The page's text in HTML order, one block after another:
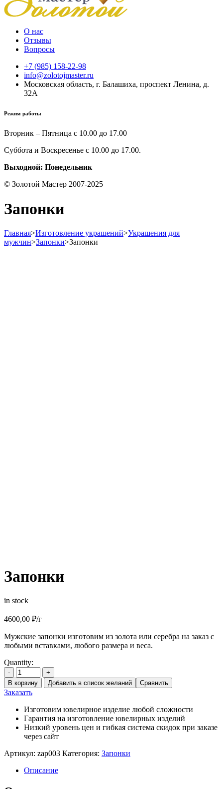
О нас
Отзывы
Вопросы
+7 (985) 158-22-98
info@zolotojmaster.ru
Московская область, г. Балашиха, проспект Ленина, д.
32А
Режим работы
Вторник – Пятница с 10.00 до 17.00
Суббота и Воскресенье с 10.00 до 17.00.
Выходной: Понедельник
© Золотой Мастер 2007-2025
Запонки
Главная>Изготовление украшений>Украшения для
мужчин>Запонки>Запонки
Запонки
in stock
4600,00 ₽/г
Мужские запонки изготовим из золота или серебра на заказ с
любыми вставками, любого размера и веса.
Quantity:
-
+
В корзину
Добавить в список желаний Сравнить
Заказать
Изготовим ювелирное изделие любой сложности
Гарантия на изготовление ювелирных изделий
Низкий уровень цен и гибкая система скидок при заказе
через сайт
Артикул: zap003 Категория: Запонки
Описание